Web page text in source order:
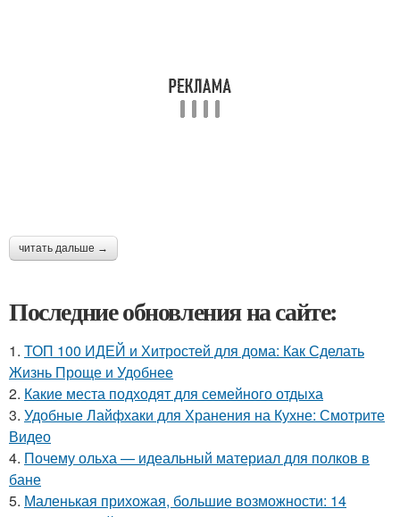
читать дальше →
Последние обновления на сайте:
1. ТОП 100 ИДЕЙ и Хитростей для дома: Как Сделать
Жизнь Проще и Удобнее
2. Какие места подходят для семейного отдыха
3. Удобные Лайфхаки для Хранения на Кухне: Смотрите
Видео
4. Почему ольха — идеальный материал для полков в
бане
5. Маленькая прихожая, большие возможности: 14